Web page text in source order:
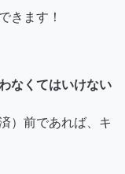
きます！
なくてはいけない
）前であれば、キ